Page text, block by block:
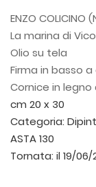
ENZO COLICINO
La marina di
Olio su tela
Firma in basso
Cornice in
cm 20 x 30
Categoria:
ASTA 130
Tornata: il 19/